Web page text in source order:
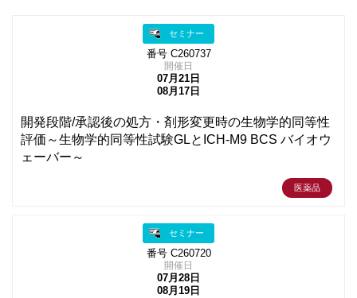
セミナー
番号 C260737
開催日
07月21日
08月17日
開発段階/承認後の処方・剤形変更時の生物学的同等性
評価～生物学的同等性試験GLとICH-M9 BCS バイオウ
ェーバー～
医薬品
セミナー
番号 C260720
開催日
07月28日
08月19日